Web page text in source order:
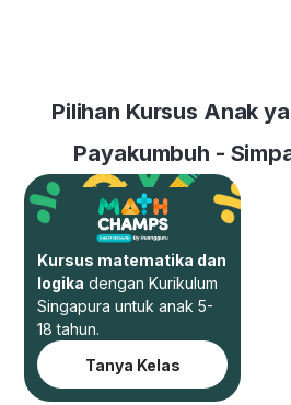
Pilihan Kursus Anak
Payakumbuh -
Kursus matematika dan
logika dengan Kurikulum
Singapura untuk anak 5-
18 tahun.
Tanya Kelas